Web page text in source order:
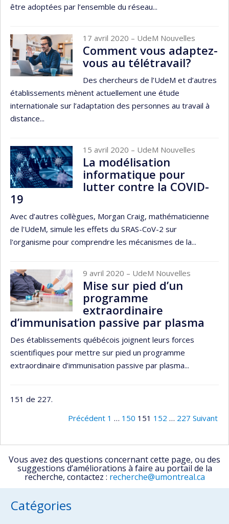
être adoptées par l’ensemble du réseau...
17 avril 2020 – UdeM Nouvelles
Comment vous adaptez-
vous au télétravail?
Des chercheurs de l’UdeM et d’autres
établissements mènent actuellement une étude
internationale sur l’adaptation des personnes au travail à
distance...
15 avril 2020 – UdeM Nouvelles
La modélisation
informatique pour
lutter contre la COVID-
19
Avec d’autres collègues, Morgan Craig, mathématicienne
de l'UdeM, simule les effets du SRAS-CoV-2 sur
l'organisme pour comprendre les mécanismes de la...
9 avril 2020 – UdeM Nouvelles
Mise sur pied d’un
programme
extraordinaire
d’immunisation passive par plasma
Des établissements québécois joignent leurs forces
scientifiques pour mettre sur pied un programme
extraordinaire d’immunisation passive par plasma...
151 de 227.
Précédent 1 … 150 151 152 … 227 Suivant
Vous avez des questions concernant cette page, ou des
suggestions d’améliorations à faire au portail de la
recherche, contactez : recherche@umontreal.ca
Catégories